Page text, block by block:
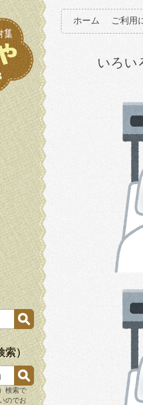
索）
検索で
のでお
ホーム ご利用
いろい